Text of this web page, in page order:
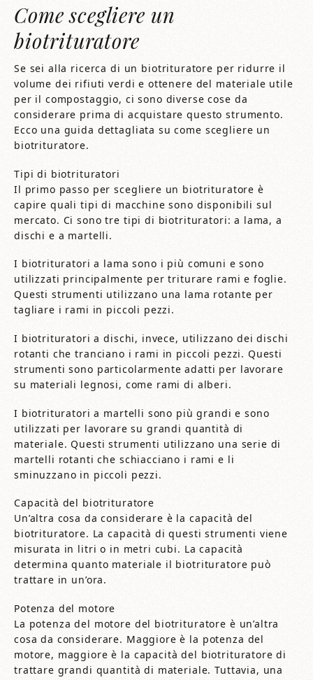
Come scegliere un
biotrituratore
Se sei alla ricerca di un biotrituratore per ridurre il
volume dei rifiuti verdi e ottenere del materiale utile
per il compostaggio, ci sono diverse cose da
considerare prima di acquistare questo strumento.
Ecco una guida dettagliata su come scegliere un
biotrituratore.
Tipi di biotrituratori
Il primo passo per scegliere un biotrituratore è
capire quali tipi di macchine sono disponibili sul
mercato. Ci sono tre tipi di biotrituratori: a lama, a
dischi e a martelli.
I biotrituratori a lama sono i più comuni e sono
utilizzati principalmente per triturare rami e foglie.
Questi strumenti utilizzano una lama rotante per
tagliare i rami in piccoli pezzi.
I biotrituratori a dischi, invece, utilizzano dei dischi
rotanti che tranciano i rami in piccoli pezzi. Questi
strumenti sono particolarmente adatti per lavorare
su materiali legnosi, come rami di alberi.
I biotrituratori a martelli sono più grandi e sono
utilizzati per lavorare su grandi quantità di
materiale. Questi strumenti utilizzano una serie di
martelli rotanti che schiacciano i rami e li
sminuzzano in piccoli pezzi.
Capacità del biotrituratore
Un’altra cosa da considerare è la capacità del
biotrituratore. La capacità di questi strumenti viene
misurata in litri o in metri cubi. La capacità
determina quanto materiale il biotrituratore può
trattare in un’ora.
Potenza del motore
La potenza del motore del biotrituratore è un’altra
cosa da considerare. Maggiore è la potenza del
motore, maggiore è la capacità del biotrituratore di
trattare grandi quantità di materiale. Tuttavia, una